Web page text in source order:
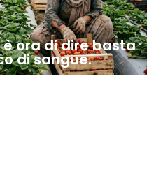
ora di dire basta
di sangue.